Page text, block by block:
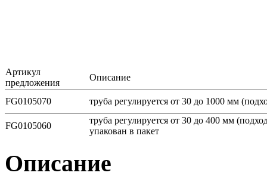
Артикул
предложения
Описание
FG0105070 труба регулируется от 30 до 1000 мм
FG0105060
труба регулируется от 30 до 400 мм
упакован в пакет
Описание